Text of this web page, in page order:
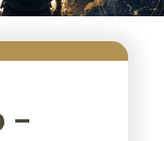
–